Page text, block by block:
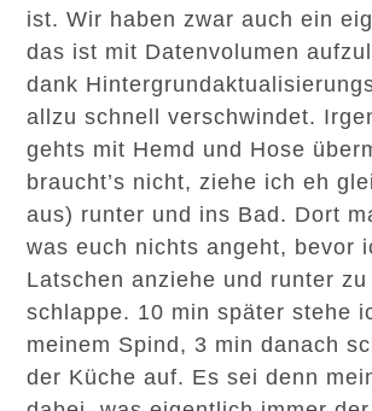
ist. Wir haben zwar auch ein
das ist mit Datenvolumen
dank
allzu schnell verschwindet.
gehts mit Hemd und Hose
braucht’s nicht, ziehe ich eh
aus) runter und ins Bad. Dort
was euch nichts angeht, bevor
Latschen anziehe und runter zu
schlappe. 10 min später stehe
meinem Spind, 3 min danach
der Küche auf. Es sei denn